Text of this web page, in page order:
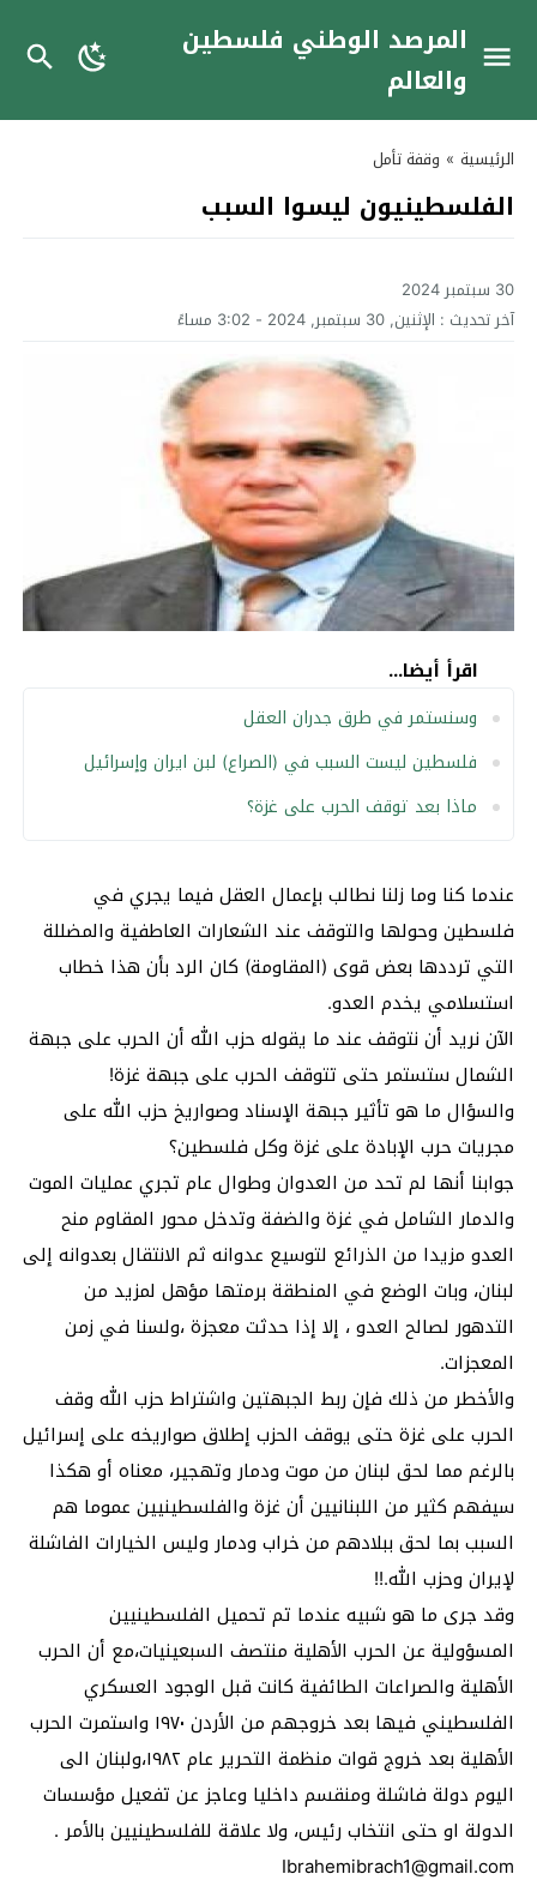
المرصد الوطني فلسطين
والعالم
الرئيسية » وقفة تأمل
الفلسطينيون ليسوا السبب
30 سبتمبر 2024
آخر تحديث : الإثنين, 30 سبتمبر, 2024 - 3:02 مساءً
اقرأ أيضا...
وسنستمر في طرق جدران العقل
فلسطين ليست السبب في (الصراع) لبن ايران وإسرائيل
ماذا بعد توقف الحرب على غزة؟
عندما كنا وما زلنا نطالب بإعمال العقل فيما يجري في
فلسطين وحولها والتوقف عند الشعارات العاطفية والمضللة
التي ترددها بعض قوى (المقاومة) كان الرد بأن هذا خطاب
استسلامي يخدم العدو.
الآن نريد أن نتوقف عند ما يقوله حزب الله أن الحرب على جبهة
الشمال ستستمر حتى تتوقف الحرب على جبهة غزة!
والسؤال ما هو تأثير جبهة الإسناد وصواريخ حزب الله على
مجريات حرب الإبادة على غزة وكل فلسطين؟
جوابنا أنها لم تحد من العدوان وطوال عام تجري عمليات الموت
والدمار الشامل في غزة والضفة وتدخل محور المقاوم منح
العدو مزيدا من الذرائع لتوسيع عدوانه ثم الانتقال بعدوانه إلى
لبنان، وبات الوضع في المنطقة برمتها مؤهل لمزيد من
التدهور لصالح العدو ، إلا إذا حدثت معجزة ،ولسنا في زمن
المعجزات.
والأخطر من ذلك فإن ربط الجبهتين واشتراط حزب الله وقف
الحرب على غزة حتى يوقف الحزب إطلاق صواريخه على إسرائيل
بالرغم مما لحق لبنان من موت ودمار وتهجير، معناه أو هكذا
سيفهم كثير من اللبنانيين أن غزة والفلسطينيين عموما هم
السبب بما لحق ببلادهم من خراب ودمار وليس الخيارات الفاشلة
لإيران وحزب الله.!!
وقد جرى ما هو شبيه عندما تم تحميل الفلسطينيين
المسؤولية عن الحرب الأهلية منتصف السبعينيات،مع أن الحرب
الأهلية والصراعات الطائفية كانت قبل الوجود العسكري
الفلسطيني فيها بعد خروجهم من الأردن ١٩٧٠ واستمرت الحرب
الأهلية بعد خروج قوات منظمة التحرير عام ١٩٨٢،ولبنان الى
اليوم دولة فاشلة ومنقسم داخليا وعاجز عن تفعيل مؤسسات
الدولة او حتى انتخاب رئيس، ولا علاقة للفلسطينيين بالأمر .
Ibrahemibrach1@gmail.com